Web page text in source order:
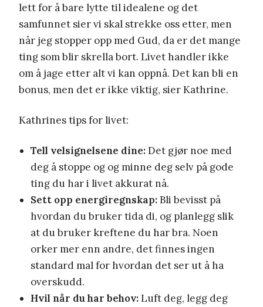
lett for å bare lytte til idealene og det
samfunnet sier vi skal strekke oss etter, men
når jeg stopper opp med Gud, da er det mange
ting som blir skrella bort. Livet handler ikke
om å jage etter alt vi kan oppnå. Det kan bli en
bonus, men det er ikke viktig, sier Kathrine.
Kathrines tips for livet:
Tell velsignelsene dine:Det gjør noe med
deg å stoppe og og minne deg selv på gode
ting du har i livet akkurat nå.
Sett opp energiregnskap:Bli bevisst på
hvordan du bruker tida di, og planlegg slik
at du bruker kreftene du har bra. Noen
orker mer enn andre, det finnes ingen
standard mal for hvordan det ser ut å ha
overskudd.
Hvil når du har behov:Luft deg, legg deg